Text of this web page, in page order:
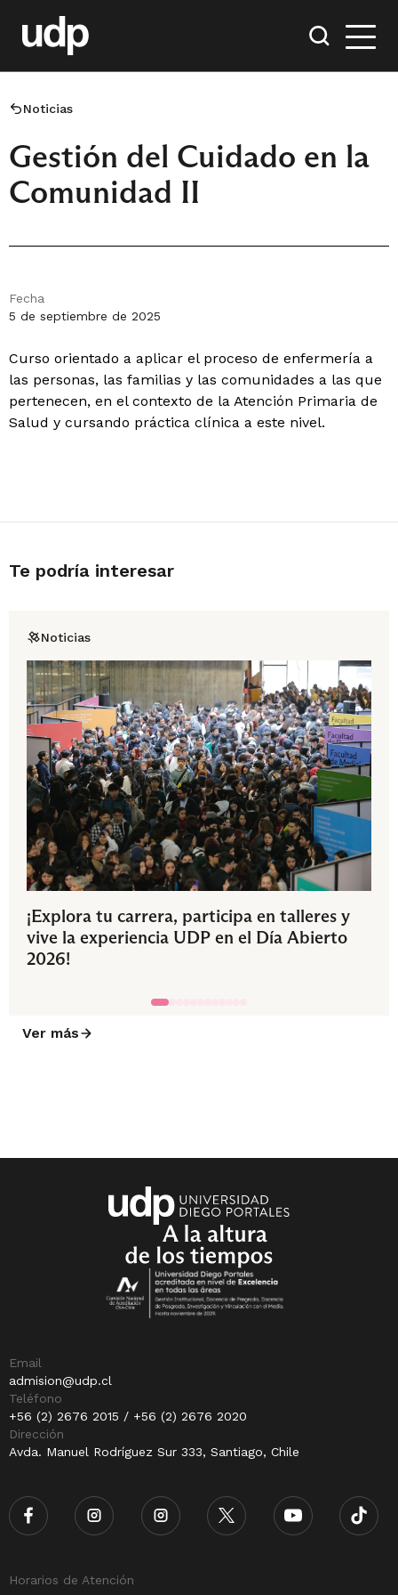
Noticias
Gestión del Cuidado en la
Comunidad II
Fecha
5 de septiembre de 2025
Curso orientado a aplicar el proceso de enfermería a
las personas, las familias y las comunidades a las que
pertenecen, en el contexto de la Atención Primaria de
Salud y cursando práctica clínica a este nivel.
Te podría interesar
Noticias
¡Explora tu carrera, participa en talleres y
vive la experiencia UDP en el Día Abierto
2026!
Ver más
Email
admision@udp.cl
Teléfono
+56 (2) 2676 2015 / +56 (2) 2676 2020
Dirección
Avda. Manuel Rodríguez Sur 333, Santiago, Chile
Horarios de Atención